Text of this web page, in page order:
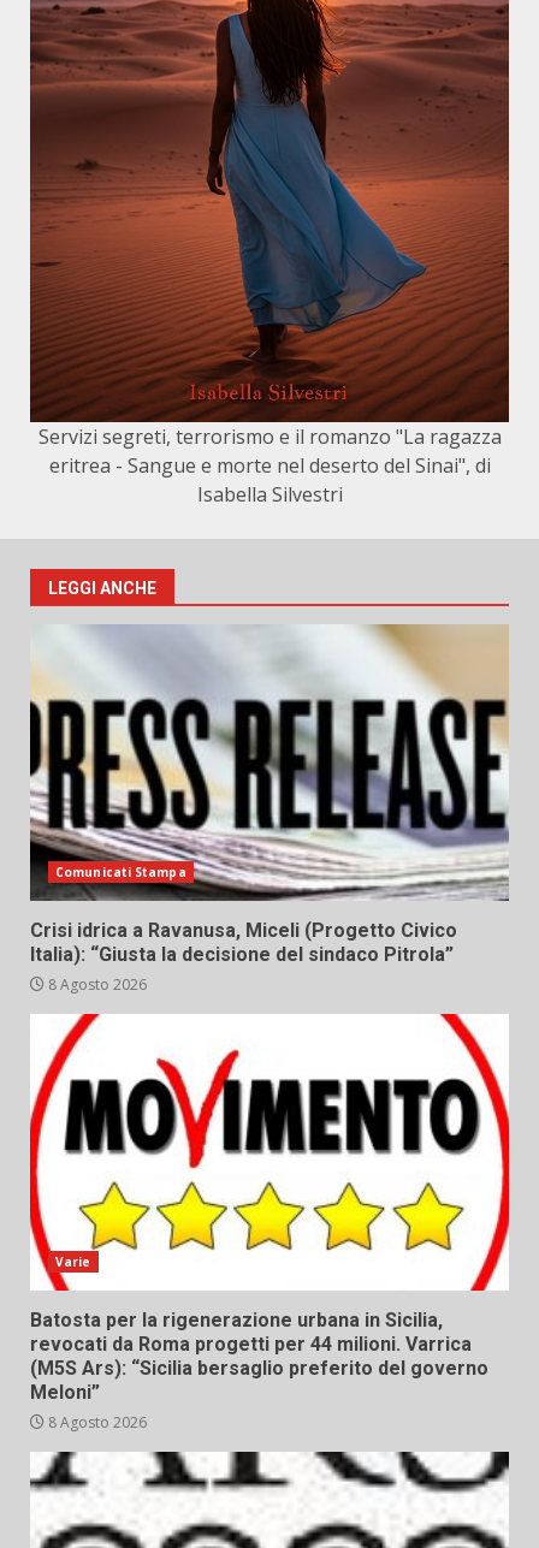
Servizi segreti, terrorismo e il romanzo "La ragazza
eritrea - Sangue e morte nel deserto del Sinai", di
Isabella Silvestri
LEGGI ANCHE
Comunicati Stampa
Crisi idrica a Ravanusa, Miceli (Progetto Civico
Italia): “Giusta la decisione del sindaco Pitrola”
8 Agosto 2026
Varie
Batosta per la rigenerazione urbana in Sicilia,
revocati da Roma progetti per 44 milioni. Varrica
(M5S Ars): “Sicilia bersaglio preferito del governo
Meloni”
8 Agosto 2026